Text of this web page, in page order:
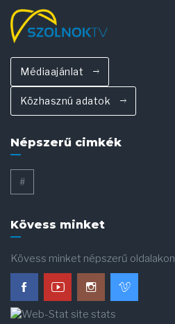
Médiaajánlat
Közhasznú adatok
Népszerű cimkék
#
Kövess minket
Kövess minket népszerű oldalakon